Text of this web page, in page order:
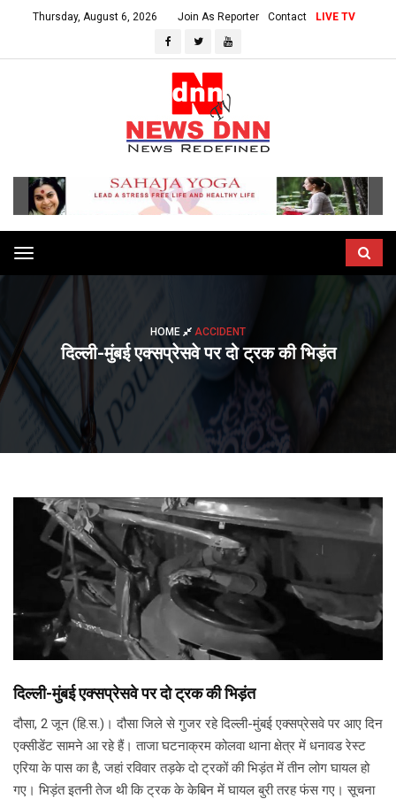
Thursday, August 6, 2026 Join As Reporter Contact LIVE TV
Toggle
navigation
HOME ACCIDENT
दिल्ली-मुंबई एक्सप्रेसवे पर दो ट्रक की भिड़ंत
दिल्ली-मुंबई एक्सप्रेसवे पर दो ट्रक की भिड़ंत
दौसा, 2 जून (हि.स.)। दौसा जिले से गुजर रहे दिल्ली-मुंबई एक्सप्रेसवे पर आए दिन
एक्सीडेंट सामने आ रहे हैं। ताजा घटनाक्रम कोलवा थाना क्षेत्र में धनावड रेस्ट
एरिया के पास का है, जहां रविवार तड़के दो ट्रकों की भिड़ंत में तीन लोग घायल हो
गए। भिड़ंत इतनी तेज थी कि ट्रक के केबिन में घायल बुरी तरह फंस गए। सूचना